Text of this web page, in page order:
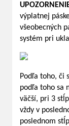
výplatnej
všeobecných
systém pri
Podľa toho, či
podľa toho sa
väčší, pri 3
vždy v
poslednom